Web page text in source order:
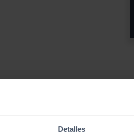
Detalles